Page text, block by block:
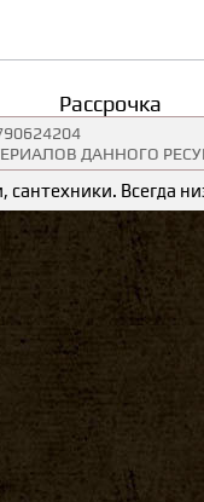
Рассрочка
ДАННОГО
Всегда